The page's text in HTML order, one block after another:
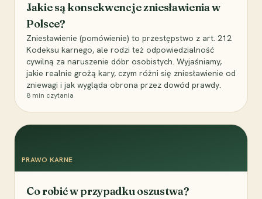
Jakie są konsekwencje zniesławienia w
Polsce?
Zniesławienie (pomówienie) to przestępstwo z art. 212
Kodeksu karnego, ale rodzi też odpowiedzialność
cywilną za naruszenie dóbr osobistych. Wyjaśniamy,
jakie realnie grożą kary, czym różni się zniesławienie od
zniewagi i jak wygląda obrona przez dowód prawdy.
8 min czytania
PRAWO KARNE
Co robić w przypadku oszustwa?